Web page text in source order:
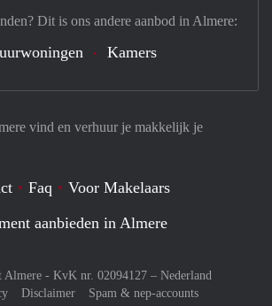
vind en verhuur je makkelijk je
Faq
Voor Makelaars
aanbieden in Almere
Almere - KvK nr. 02094127 – Nederland
Disclaimer
Spam & nep-accounts
Dit is ons andere aanbod in Almere:
Kamers